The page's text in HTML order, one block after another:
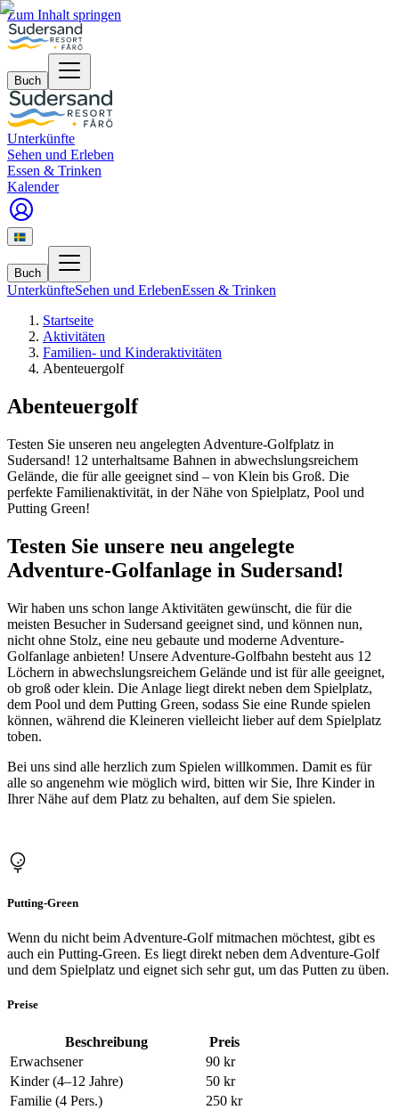
Zum Inhalt springen
Buch
Unterkünfte
Sehen und Erleben
Essen & Trinken
Kalender
Buch
UnterkünfteSehen und ErlebenEssen & Trinken
Startseite
Aktivitäten
Familien- und Kinderaktivitäten
Abenteuergolf
Abenteuergolf
Testen Sie unseren neu angelegten Adventure-Golfplatz in
Sudersand! 12 unterhaltsame Bahnen in abwechslungsreichem
Gelände, die für alle geeignet sind – von Klein bis Groß. Die
perfekte Familienaktivität, in der Nähe von Spielplatz, Pool und
Putting Green!
Testen Sie unsere neu angelegte
Adventure-Golfanlage in Sudersand!
Wir haben uns schon lange Aktivitäten gewünscht, die für die
meisten Besucher in Sudersand geeignet sind, und können nun,
nicht ohne Stolz, eine neu gebaute und moderne Adventure-
Golfanlage anbieten! Unsere Adventure-Golfbahn besteht aus 12
Löchern in abwechslungsreichem Gelände und ist für alle geeignet,
ob groß oder klein. Die Anlage liegt direkt neben dem Spielplatz,
dem Pool und dem Putting Green, sodass Sie eine Runde spielen
können, während die Kleineren vielleicht lieber auf dem Spielplatz
toben.
Bei uns sind alle herzlich zum Spielen willkommen. Damit es für
alle so angenehm wie möglich wird, bitten wir Sie, Ihre Kinder in
Ihrer Nähe auf dem Platz zu behalten, auf dem Sie spielen.
Putting-Green
Wenn du nicht beim Adventure-Golf mitmachen möchtest, gibt es
auch ein Putting-Green. Es liegt direkt neben dem Adventure-Golf
und dem Spielplatz und eignet sich sehr gut, um das Putten zu üben.
Preise
Beschreibung
Preis
Erwachsener
90 kr
Kinder (4–12 Jahre)
50 kr
Familie (4 Pers.)
250 kr